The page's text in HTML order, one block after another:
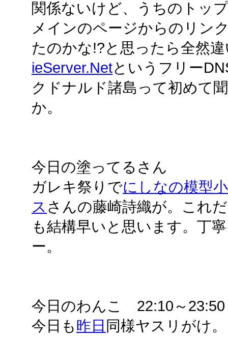
関係ないけど、うちのトッ
メインのページからのリン
たのかな!?と思ったら全然
ieServer.Netというフリー
クドナルド諸島って初めて
か。
今日の塗ってるさん
ガレキ祭りでにしなの模型
ス さんの藤崎詩織が。これ
も結構早いと思います。丁
ー。
今日のわんこ 22:10～23:50
今日も昨日 同様ヤスリがけ。